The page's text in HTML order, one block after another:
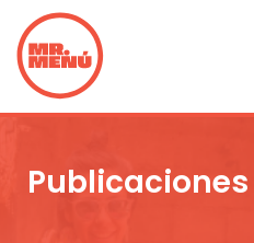
Publicaciones